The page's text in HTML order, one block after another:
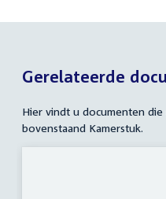
Gerelateerde
Hier vindt u documenten
bovenstaand Kamerstuk.